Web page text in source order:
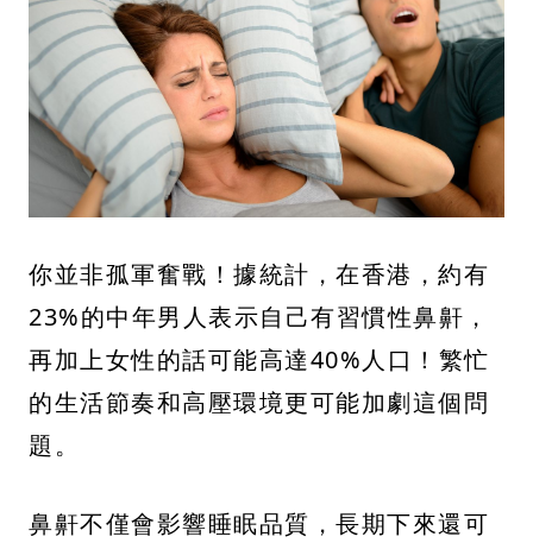
你並非孤軍奮戰！據統計，在香港，約有
23%的中年男人表示自己有習慣性鼻鼾，
再加上女性的話可能高達40%人口！繁忙
的生活節奏和高壓環境更可能加劇這個問
題。
鼻鼾不僅會影響睡眠品質，長期下來還可